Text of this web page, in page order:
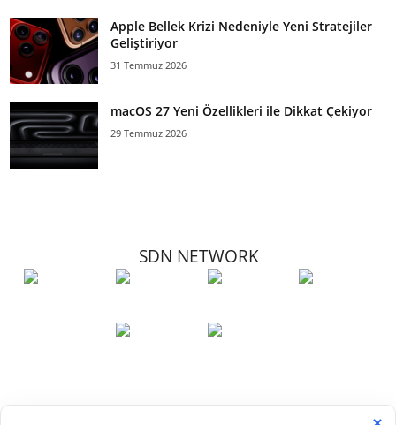
Apple Bellek Krizi Nedeniyle Yeni Stratejiler
Geliştiriyor
31 Temmuz 2026
macOS 27 Yeni Özellikleri ile Dikkat Çekiyor
29 Temmuz 2026
SDN NETWORK